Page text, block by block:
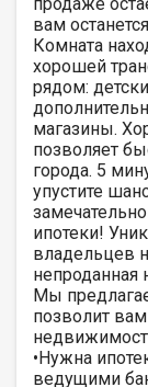
вам
Комната
хорошей
рядом:
магазины.
позволяет
города. 5
упустите
ипотеки!
владельцев
непроданная
Мы
позволит
•Нужна
ведущими